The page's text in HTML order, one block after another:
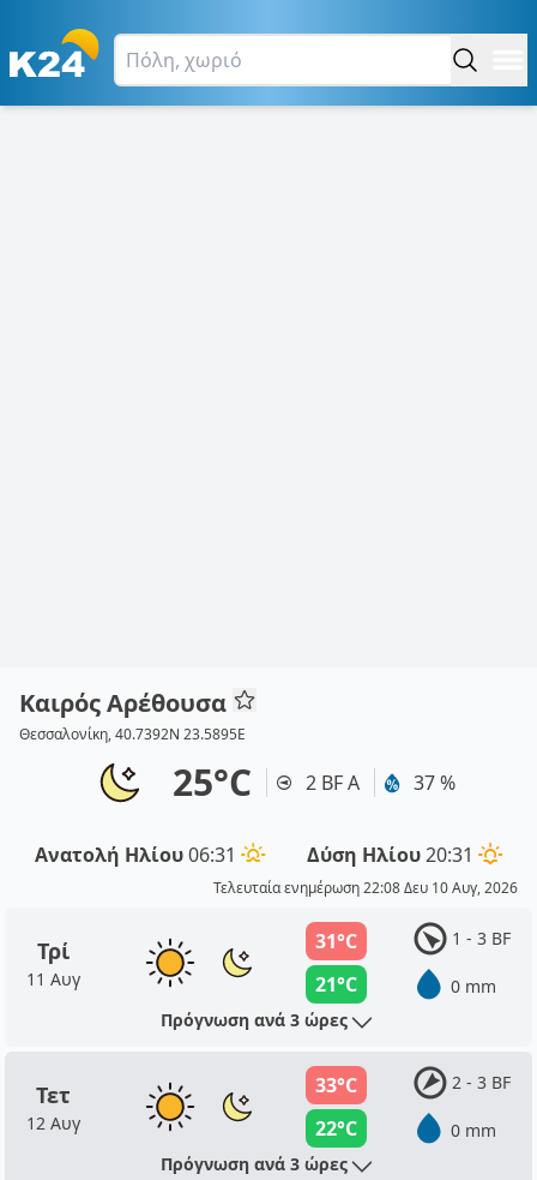
Καιρός Αρέθουσα
Θεσσαλονίκη, 40.7392N 23.5895E
25°C 2 BF Α 37 %
Ανατολή Ηλίου06:31 Δύση Ηλίου20:31
Τελευταία ενημέρωση 22:08 Δευ 10 Αυγ, 2026
Τρί
11 Αυγ
31°C
21°C
1 - 3 BF
0 mm
Πρόγνωση ανά 3 ώρες
Τετ
12 Αυγ
33°C
22°C
2 - 3 BF
0 mm
Πρόγνωση ανά 3 ώρες